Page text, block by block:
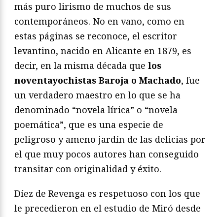
más puro lirismo de muchos de sus
contemporáneos. No en vano, como en
estas páginas se reconoce, el escritor
levantino, nacido en Alicante en 1879, es
decir, en la misma década que los
noventayochistas Baroja o Machado, fue
un verdadero maestro en lo que se ha
denominado “novela lírica” o “novela
poemática”, que es una especie de
peligroso y ameno jardín de las delicias por
el que muy pocos autores han conseguido
transitar con originalidad y éxito.
Díez de Revenga es respetuoso con los que
le precedieron en el estudio de Miró desde